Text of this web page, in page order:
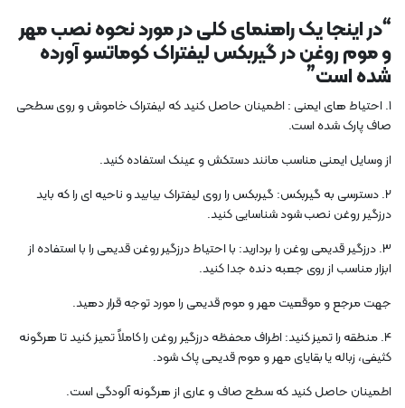
“در اینجا یک راهنمای کلی در مورد نحوه نصب مهر
و موم روغن در گیربکس لیفتراک کوماتسو آورده
شده است”
1. احتیاط های ایمنی : اطمینان حاصل کنید که لیفتراک خاموش و روی سطحی
صاف پارک شده است.
از وسایل ایمنی مناسب مانند دستکش و عینک استفاده کنید.
2. دسترسی به گیربکس: گیربکس را روی لیفتراک بیابید و ناحیه ای را که باید
درزگیر روغن نصب شود شناسایی کنید.
3. درزگیر قدیمی روغن را بردارید: با احتیاط درزگیر روغن قدیمی را با استفاده از
ابزار مناسب از روی جعبه دنده جدا کنید.
جهت مرجع و موقعیت مهر و موم قدیمی را مورد توجه قرار دهید.
4. منطقه را تمیز کنید: اطراف محفظه درزگیر روغن را کاملاً تمیز کنید تا هرگونه
کثیفی، زباله یا بقایای مهر و موم قدیمی پاک شود.
اطمینان حاصل کنید که سطح صاف و عاری از هرگونه آلودگی است.